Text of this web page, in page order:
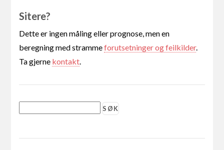
Sitere?
Dette er ingen måling eller prognose, men en
beregning med strammeforutsetninger og feilkilder.
Ta gjerne kontakt.